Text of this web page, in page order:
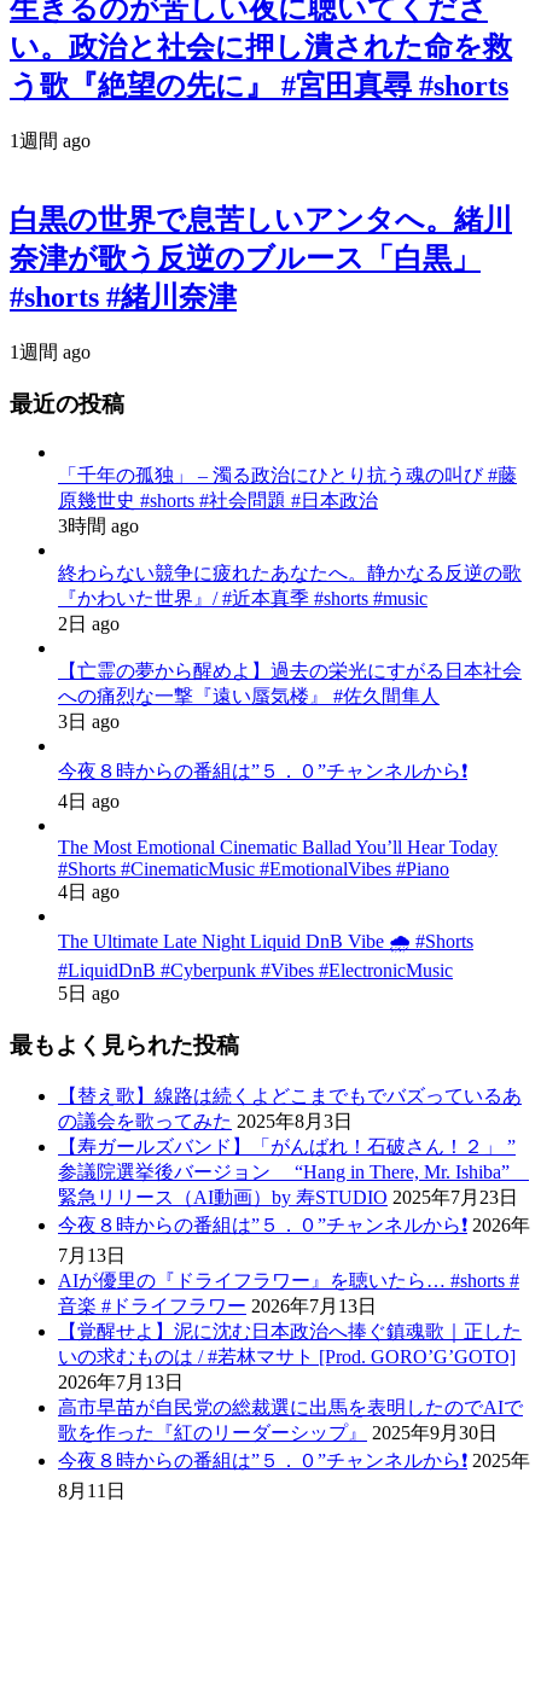
生きるのが苦しい夜に聴いてくださ
い。政治と社会に押し潰された命を救
う歌『絶望の先に』 #宮田真尋 #shorts
1週間 ago
白黒の世界で息苦しいアンタへ。緒川
奈津が歌う反逆のブルース「白黒」
#shorts #緒川奈津
1週間 ago
最近の投稿
「千年の孤独」 – 濁る政治にひとり抗う魂の叫び #藤
原幾世史 #shorts #社会問題 #日本政治
3時間 ago
終わらない競争に疲れたあなたへ。静かなる反逆の歌
『かわいた世界』/ #近本真季 #shorts #music
2日 ago
【亡霊の夢から醒めよ】過去の栄光にすがる日本社会
への痛烈な一撃『遠い蜃気楼』 #佐久間隼人
3日 ago
今夜８時からの番組は”５．０”チャンネルから❗️
4日 ago
The Most Emotional Cinematic Ballad You’ll Hear Today
#Shorts #CinematicMusic #EmotionalVibes #Piano
4日 ago
The Ultimate Late Night Liquid DnB Vibe 🌧️ #Shorts
#LiquidDnB #Cyberpunk #Vibes #ElectronicMusic
5日 ago
最もよく見られた投稿
【替え歌】線路は続くよどこまでもでバズっているあ
の議会を歌ってみた 2025年8月3日
【寿ガールズバンド】「がんばれ！石破さん！２」 ”
参議院選挙後バージョン “Hang in There, Mr. Ishiba”
緊急リリース（AI動画）by 寿STUDIO 2025年7月23日
今夜８時からの番組は”５．０”チャンネルから❗️ 2026年
7月13日
AIが優里の『ドライフラワー』を聴いたら… #shorts #
音楽 #ドライフラワー 2026年7月13日
【覚醒せよ】泥に沈む日本政治へ捧ぐ鎮魂歌｜正した
いの求むものは / #若林マサト [Prod. GORO’G’GOTO]
2026年7月13日
高市早苗が自民党の総裁選に出馬を表明したのでAIで
歌を作った『紅のリーダーシップ』
2025年9月30日
今夜８時からの番組は”５．０”チャンネルから❗️ 2025年
8月11日